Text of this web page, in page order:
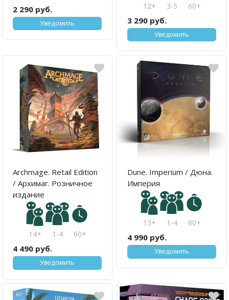
2 290 руб.
Уведомить
12+ 3-5 60+
3 290 руб.
Уведомить
Archmage. Retail Edition
/ Архимаг. Розничное
издание
14+ 1-4 60+
4 490 руб.
Уведомить
Dune. Imperium / Дюна.
Империя
13+ 1-4 60+
4 990 руб.
Уведомить